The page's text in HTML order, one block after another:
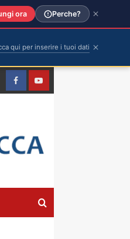
FacebookYountube
ora Perche?
qui per inserire i tuoi dati